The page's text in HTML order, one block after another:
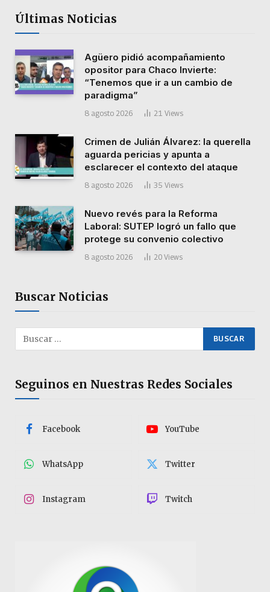
Últimas Noticias
Agüero pidió acompañamiento
opositor para Chaco Invierte:
“Tenemos que ir a un cambio de
paradigma”
8 agosto 2026 21 Views
Crimen de Julián Álvarez: la querella
aguarda pericias y apunta a
esclarecer el contexto del ataque
8 agosto 2026 35 Views
Nuevo revés para la Reforma
Laboral: SUTEP logró un fallo que
protege su convenio colectivo
8 agosto 2026 20 Views
Buscar Noticias
Seguinos en Nuestras Redes Sociales
Facebook YouTube
WhatsApp Twitter
Instagram Twitch